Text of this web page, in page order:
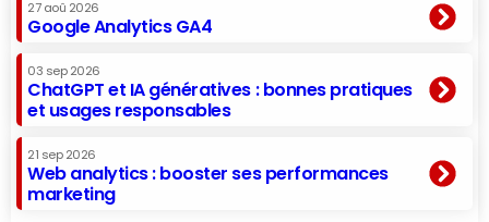
27 aoû 2026
Google Analytics GA4
03 sep 2026
ChatGPT et IA génératives : bonnes pratiques
et usages responsables
21 sep 2026
Web analytics : booster ses performances
marketing